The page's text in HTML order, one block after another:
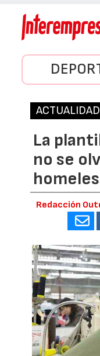
ACTUALIDAD
La
no se
Redacción